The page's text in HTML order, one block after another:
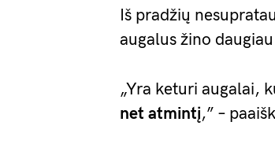
Iš pradžių
augalus žino
„Yra keturi augalai,
net atmintį,” –